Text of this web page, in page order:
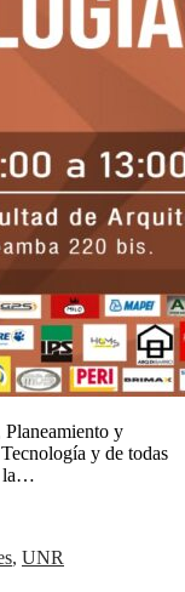
y
y de todas
la…
, UNR